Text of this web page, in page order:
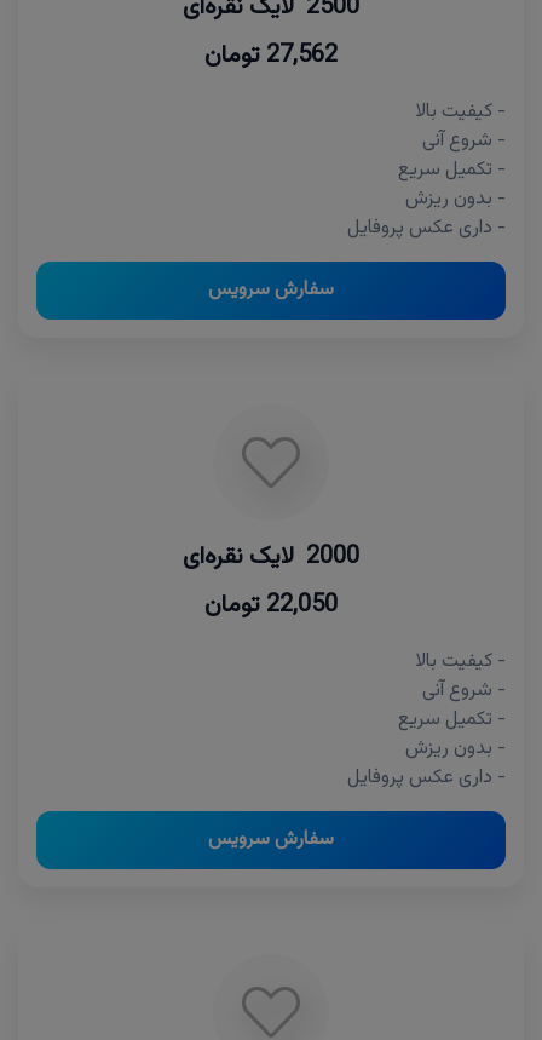
27,562 تومان
- کیفیت بالا
- شروع آنی
- تکمیل سریع
- بدون ریزش
- داری عکس پروفایل
سفارش سرویس
2000 لایک نقره‌ای
22,050 تومان
- کیفیت بالا
- شروع آنی
- تکمیل سریع
- بدون ریزش
- داری عکس پروفایل
سفارش سرویس